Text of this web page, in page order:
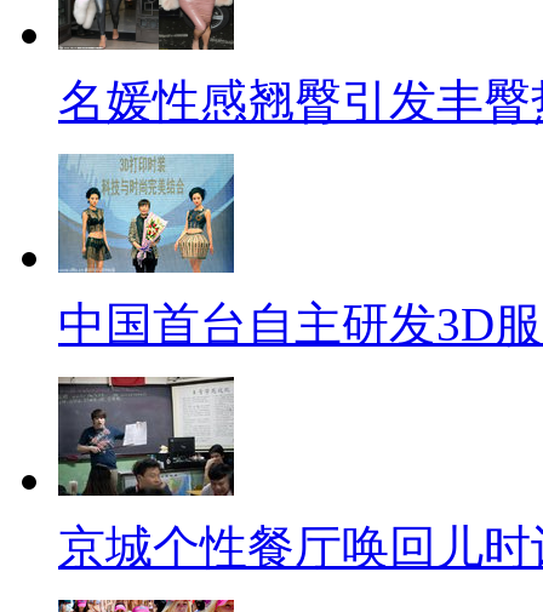
名媛性感翘臀引发丰臀
中国首台自主研发3D
京城个性餐厅唤回儿